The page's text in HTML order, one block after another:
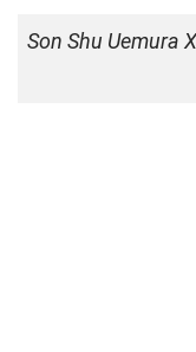
Son Shu Uemura